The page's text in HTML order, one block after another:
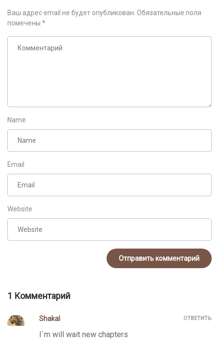
Ваш адрес email не будет опубликован. Обязательные поля
помечены *
Name
Email
Website
1 Комментарий
Shakal
I`m will wait new chapters
ОТВЕТИТЬ